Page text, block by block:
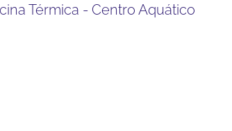
Térmica - Centro Aquático